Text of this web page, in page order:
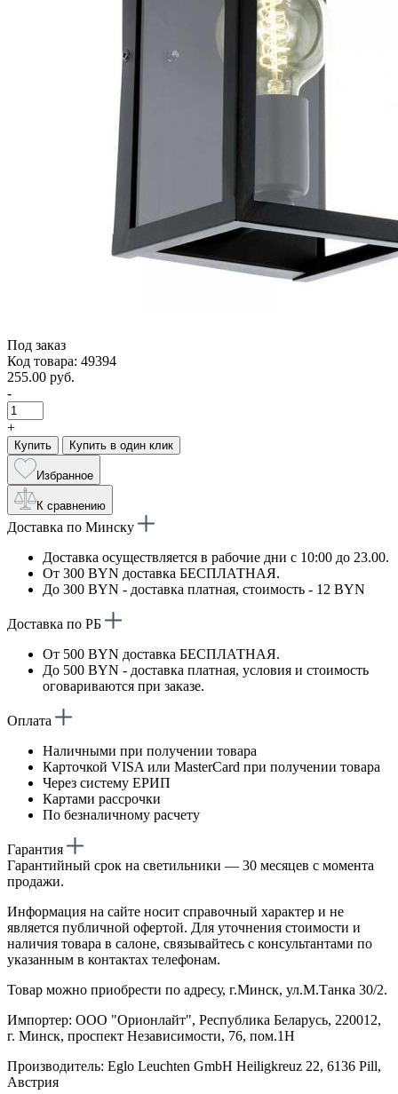
Под заказ
Код товара: 49394
255.00 руб.
-
+
Купить Купить в один клик
Избранное
К сравнению
Доставка по Минску
Доставка осуществляется в рабочие дни с 10:00 до 23.00.
От 300 BYN доставка БЕСПЛАТНАЯ.
До 300 BYN - доставка платная, стоимость - 12 BYN
Доставка по РБ
От 500 BYN доставка БЕСПЛАТНАЯ.
До 500 BYN - доставка платная, условия и стоимость
оговариваются при заказе.
Оплата
Наличными при получении товара
Карточкой VISA или MasterCard при получении товара
Через систему ЕРИП
Картами рассрочки
По безналичному расчету
Гарантия
Гарантийный срок на светильники — 30 месяцев с момента
продажи.
Информация на сайте носит справочный характер и не
является публичной офертой. Для уточнения стоимости и
наличия товара в салоне, связывайтесь с консультантами по
указанным в контактах телефонам.
Товар можно приобрести по адресу, г.Минск, ул.М.Танка 30/2.
Импортер: ООО "Орионлайт", Республика Беларусь, 220012,
г. Минск, проспект Независимости, 76, пом.1Н
Производитель: Eglo Leuchten GmbH Heiligkreuz 22, 6136 Pill,
Австрия